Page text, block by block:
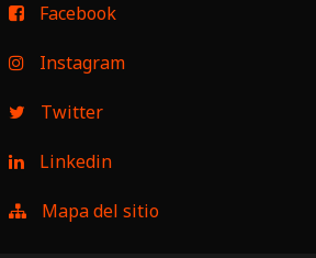
Facebook
Instagram
Twitter
Linkedin
Mapa del sitio